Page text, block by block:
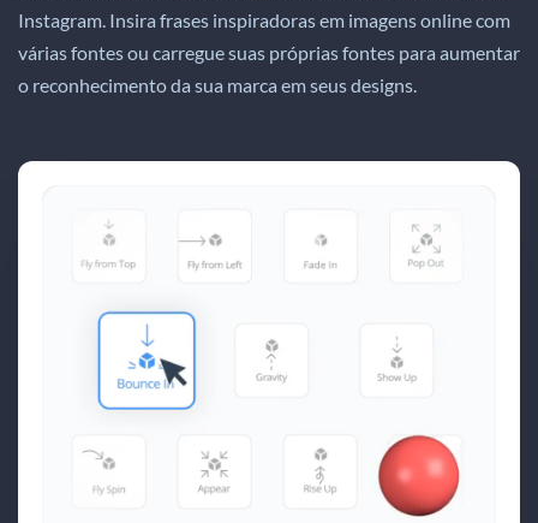
Instagram. Insira frases inspiradoras em imagens online com
várias fontes ou carregue suas próprias fontes para aumentar
o reconhecimento da sua marca em seus designs.